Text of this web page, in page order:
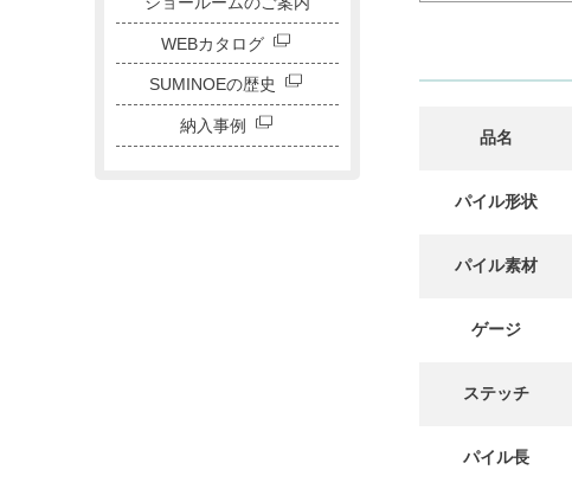
WEBカタログ
SUMINOEの歴史
納入事例
品名
パイル形状
パイル素材
ゲージ
ステッチ
パイル長